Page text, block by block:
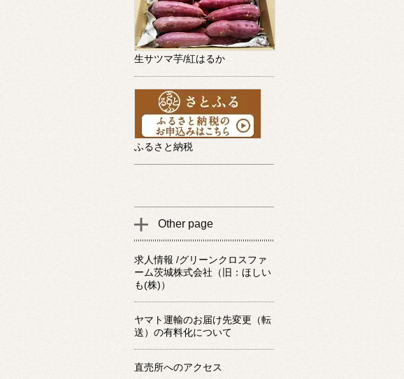
生サツマ芋/紅はるか
ふるさと納税
Other page
求人情報 /グリーンクロスファ
ーム茨城株式会社（旧：ほしい
も(株)）
ヤマト運輸のお届け先変更（転
送）の有料化について
直売所へのアクセス